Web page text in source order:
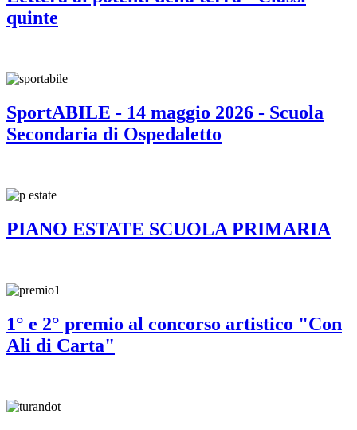
quinte
SportABILE - 14 maggio 2026 - Scuola
Secondaria di Ospedaletto
PIANO ESTATE SCUOLA PRIMARIA
1° e 2° premio al concorso artistico "Con
Ali di Carta"